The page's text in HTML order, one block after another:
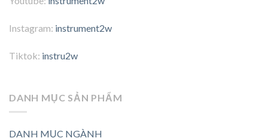
Instagram: instrument2w
Tiktok: instru2w
DANH MỤC SẢN PHẨM
DANH MỤC NGÀNH